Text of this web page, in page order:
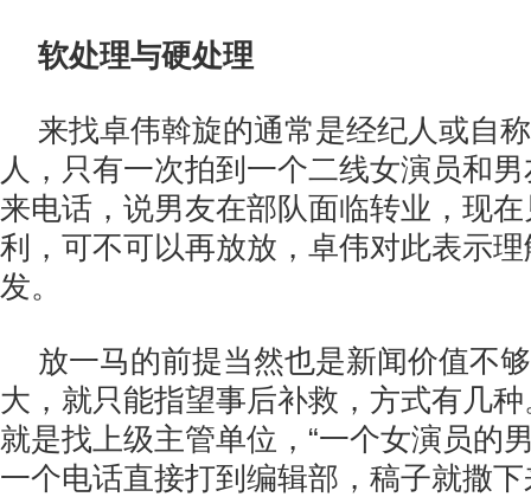
软处理与硬处理
来找卓伟斡旋的通常是经纪人或自
人，只有一次拍到一个二线女演员和
来电话，说男友在部队面临转业，现
利，可不可以再放放，卓伟对此表示
发。
放一马的前提当然也是新闻价值不
大，就只能指望事后补救，方式有几
就是找上级主管单位，“一个女演员的
一个电话直接打到编辑部，稿子就撒